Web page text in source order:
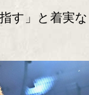
す」と着実な